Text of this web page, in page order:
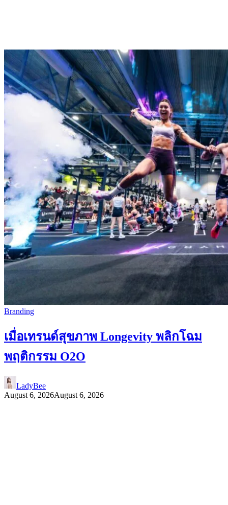
Branding
เมื่อเทรนด์สุขภาพ Longevity พลิกโฉม
พฤติกรรม O2O
LadyBee
August 6, 2026August 6, 2026